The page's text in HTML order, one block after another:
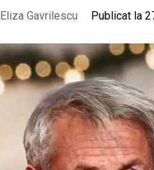
Eliza Gavrilescu Publicat la